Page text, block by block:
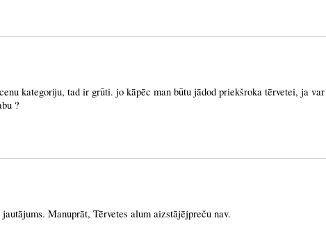
kategoriju, tad ir grūti. jo kāpēc man būtu jādod priekšroka tērvetei, ja var
?
Manuprāt, Tērvetes alum aizstājējpreču nav.